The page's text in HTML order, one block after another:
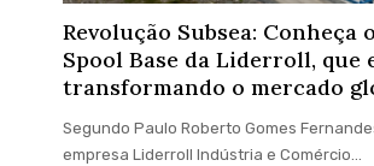
Revolução Subsea: Conheça
Spool Base da Liderroll, que
transformando o mercado
Segundo Paulo Roberto Gomes
empresa Liderroll Indústria e Comércio…